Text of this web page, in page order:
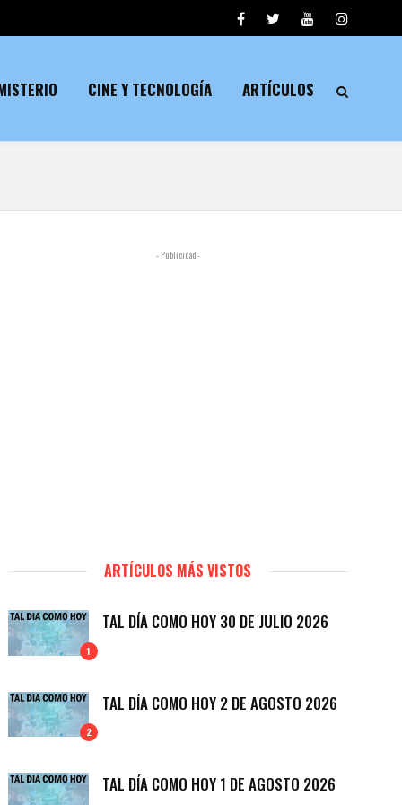
CINE Y TECNOLOGÍA ARTÍCULOS
- Publicidad -
ARTÍCULOS MÁS VISTOS
1
TAL DÍA COMO HOY 30 DE JULIO 2026
2
TAL DÍA COMO HOY 2 DE AGOSTO 2026
TAL DÍA COMO HOY 1 DE AGOSTO 2026